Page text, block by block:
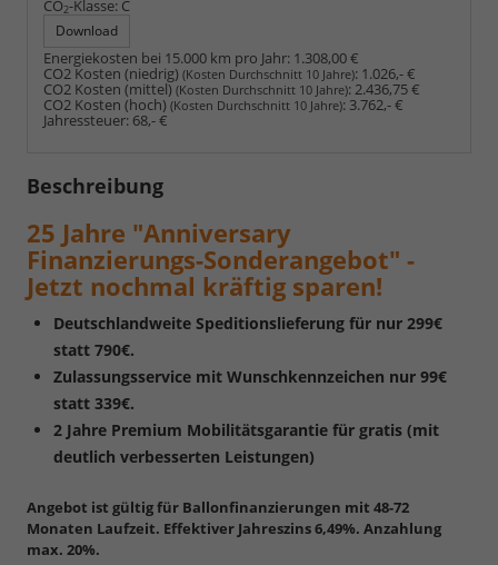
CO2-Klasse: C
Download
Energiekosten bei 15.000 km pro Jahr: 1.308,00 €
CO2 Kosten (niedrig) (Kosten Durchschnitt 10 Jahre): 1.026,- €
CO2 Kosten (mittel) (Kosten Durchschnitt 10 Jahre):2.436,75 €
CO2 Kosten (hoch) (Kosten Durchschnitt 10 Jahre): 3.762,- €
Jahressteuer: 68,- €
Beschreibung
25 Jahre "Anniversary
Finanzierungs-Sonderangebot" -
Jetzt nochmal kräftig sparen!
Deutschlandweite Speditionslieferung für nur 299€
statt 790€.
Zulassungsservice mit Wunschkennzeichen nur 99€
statt 339€.
2 Jahre Premium Mobilitätsgarantie für gratis (mit
deutlich verbesserten Leistungen)
Angebot ist gültig für Ballonfinanzierungen mit 48-72
Monaten Laufzeit. Effektiver Jahreszins 6,49%. Anzahlung
max. 20%.